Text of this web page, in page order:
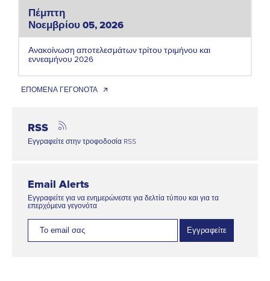
Πέμπτη
Νοεμβρίου 05, 2026
Ανακοίνωση αποτελεσμάτων τρίτου τριμήνου και
εννεαμήνου 2026
ΕΠΟΜΕΝΑ ΓΕΓΟΝΟΤΑ 🡭
RSS
Εγγραφείτε στην τροφοδοσία RSS
Email Alerts
Εγγραφείτε για να ενημερώνεστε για δελτία τύπου και για τα
επερχόμενα γεγονότα
Εγγραφείτε